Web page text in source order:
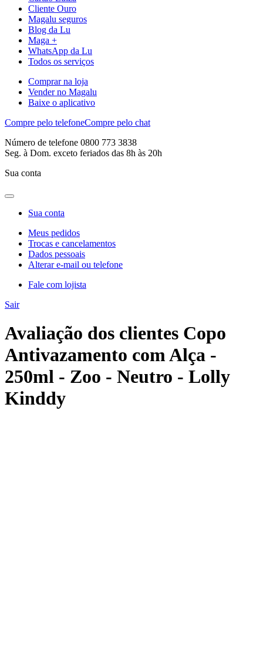
Cliente Ouro
Magalu seguros
Blog da Lu
Maga +
WhatsApp da Lu
Todos os serviços
Comprar na loja
Vender no Magalu
Baixe o aplicativo
Compre pelo telefoneCompre pelo chat
Número de telefone 0800 773 3838
Seg. à Dom. exceto feriados das 8h às 20h
Sua conta
Sua conta
Meus pedidos
Trocas e cancelamentos
Dados pessoais
Alterar e-mail ou telefone
Fale com lojista
Sair
Avaliação dos clientes Copo
Antivazamento com Alça -
250ml - Zoo - Neutro - Lolly
Kinddy